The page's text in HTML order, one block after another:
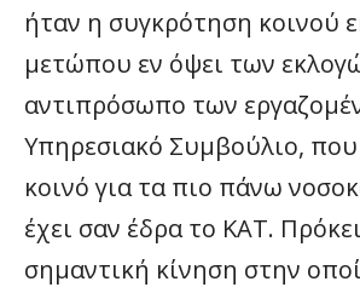
ήταν η συγκρότηση κοινού
μετώπου εν όψει των
αντιπρόσωπο των
Υπηρεσιακό Συμβούλιο, που
κοινό για τα πιο πάνω
έχει σαν έδρα το ΚΑΤ.
σημαντική κίνηση στην